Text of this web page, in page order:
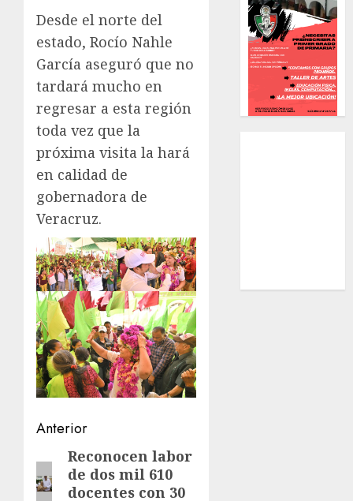
Desde el norte del
estado, Rocío Nahle
García aseguró que no
tardará mucho en
regresar a esta región
toda vez que la
próxima visita la hará
en calidad de
gobernadora de
Veracruz.
Navegación
de
entradas
Anterior
Entrada
anterior:
Reconocen labor
de dos mil 610
docentes con 30